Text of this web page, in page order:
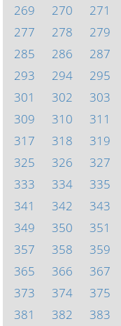
269
270 271
277
278 279
285
286 287
293
294 295
301
302 303
309
310 311
317
318 319
325
326 327
333
334 335
341
342 343
349
350 351
357
358 359
365
366 367
373
374 375
381
382 383